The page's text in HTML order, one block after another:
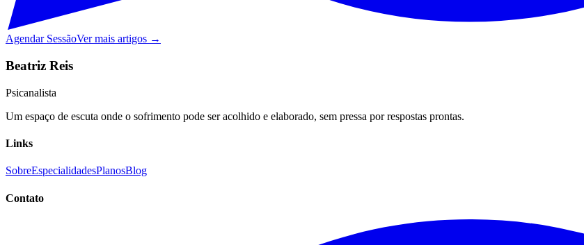
Agendar SessãoVer mais artigos →
Beatriz Reis
Psicanalista
Um espaço de escuta onde o sofrimento pode ser acolhido e elaborado, sem pressa por respostas prontas.
Links
SobreEspecialidadesPlanosBlog
Contato